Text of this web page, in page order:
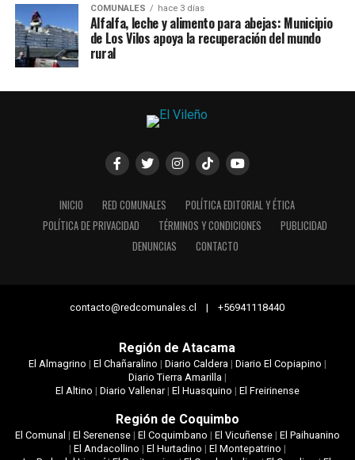
COMUNALES hace 3 días
Alfalfa, leche y alimento para abejas: Municipio
de Los Vilos apoya la recuperación del mundo
rural
INICIO RED COMUNALES
POLÍTICA EDITORIAL Y ÉTICA
POLÍTICA DE PRIVACIDAD
TÉRMINOS Y CONDICIONES
PUBLICIDAD
DENUNCIAS
CONTACTO
contacto@redcomunales.cl | +56941118440
Región de Atacama
El Almagrino | El Chañaralino | Diario Caldera| Diario El Copiapino |
Diario Tierra Amarilla|
El Altino | Diario Vallenar| El Huasquino | El Freirinense
Región de Coquimbo
El Comunal | El Serenense| El Coquimbano | El Vicuñense| El Paihuanino
| El Andacollino | El Hurtadino | El Montepatrino |